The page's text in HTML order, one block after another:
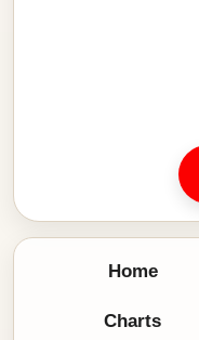
Home
Charts